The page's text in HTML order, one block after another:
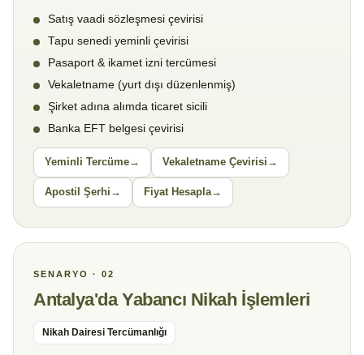
Satış vaadi sözleşmesi çevirisi
Tapu senedi yeminli çevirisi
Pasaport & ikamet izni tercümesi
Vekaletname (yurt dışı düzenlenmiş)
Şirket adına alımda ticaret sicili
Banka EFT belgesi çevirisi
Yeminli Tercüme Vekaletname Çevirisi
Apostil Şerhi Fiyat Hesapla
SENARYO · 02
Antalya'da Yabancı Nikah İşlemleri
Nikah Dairesi Tercümanlığı